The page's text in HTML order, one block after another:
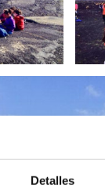
Detalles